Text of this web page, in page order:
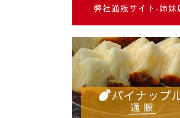
弊社通販サイト-姉妹